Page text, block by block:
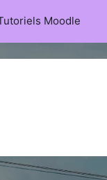
Moodle